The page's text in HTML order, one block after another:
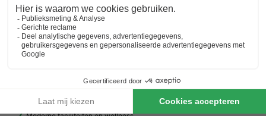
(22,5 km van Doorn) Kaart
Uitstekend